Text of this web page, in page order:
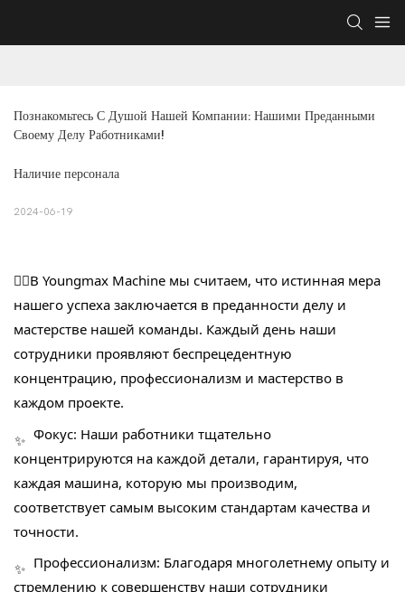
Познакомьтесь С Душой Нашей Компании: Нашими Преданными
Своему Делу Работниками!
Наличие персонала
2024-06-19
👷‍♂️В Youngmax Machine мы считаем, что истинная мера
нашего успеха заключается в преданности делу и
мастерстве нашей команды. Каждый день наши
сотрудники проявляют беспрецедентную
концентрацию, профессионализм и мастерство в
каждом проекте.
✨ Фокус: Наши работники тщательно
концентрируются на каждой детали, гарантируя, что
каждая машина, которую мы производим,
соответствует самым высоким стандартам качества и
точности.
✨ Профессионализм: Благодаря многолетнему опыту и
стремлению к совершенству наши сотрудники